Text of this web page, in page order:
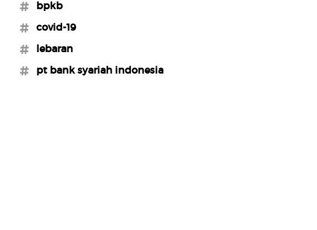
#bpkb
#covid-19
#lebaran
#pt bank syariah indonesia